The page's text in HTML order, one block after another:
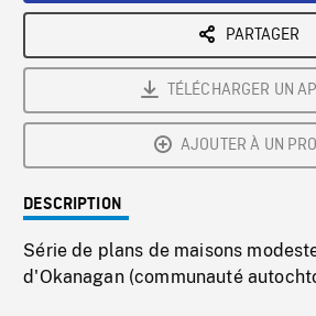
PARTAGER
TÉLÉCHARGER UN
AJOUTER À UN
DESCRIPTION
Série de plans de maisons
d'Okanagan (communauté